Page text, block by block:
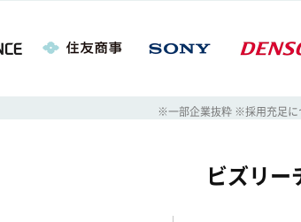
※一部企業抜粋 ※採用充足に
ビズリー